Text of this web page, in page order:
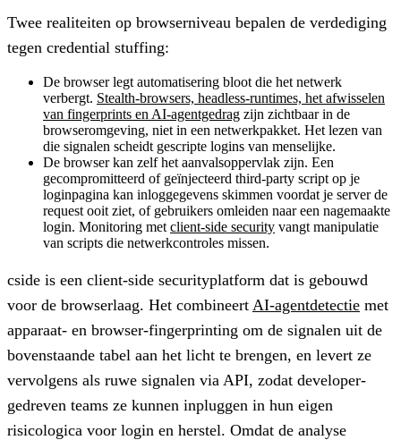
Twee realiteiten op browserniveau bepalen de verdediging
tegen credential stuffing:
De browser legt automatisering bloot die het netwerk
verbergt. Stealth-browsers, headless-runtimes, het afwisselen
van fingerprints en AI-agentgedrag zijn zichtbaar in de
browseromgeving, niet in een netwerkpakket. Het lezen van
die signalen scheidt gescripte logins van menselijke.
De browser kan zelf het aanvalsoppervlak zijn. Een
gecompromitteerd of geïnjecteerd third-party script op je
loginpagina kan inloggegevens skimmen voordat je server de
request ooit ziet, of gebruikers omleiden naar een nagemaakte
login. Monitoring met client-side security vangt manipulatie
van scripts die netwerkcontroles missen.
cside is een client-side securityplatform dat is gebouwd
voor de browserlaag. Het combineert AI-agentdetectie met
apparaat- en browser-fingerprinting om de signalen uit de
bovenstaande tabel aan het licht te brengen, en levert ze
vervolgens als ruwe signalen via API, zodat developer-
gedreven teams ze kunnen inpluggen in hun eigen
risicologica voor login en herstel. Omdat de analyse